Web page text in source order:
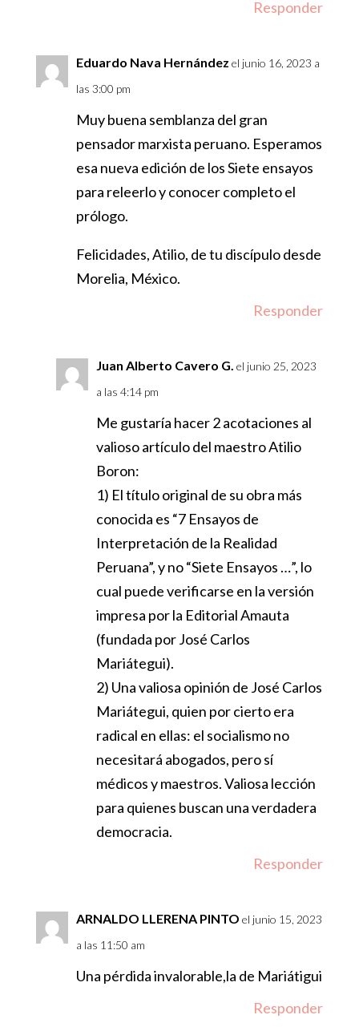
Responder
Eduardo Nava Hernández el junio 16, 2023 a
las 3:00 pm
Muy buena semblanza del gran
pensador marxista peruano. Esperamos
esa nueva edición de los Siete ensayos
para releerlo y conocer completo el
prólogo.
Felicidades, Atilio, de tu discípulo desde
Morelia, México.
Responder
Juan Alberto Cavero G. el junio 25, 2023
a las 4:14 pm
Me gustaría hacer 2 acotaciones al
valioso artículo del maestro Atilio
Boron:
1) El título original de su obra más
conocida es “7 Ensayos de
Interpretación de la Realidad
Peruana”, y no “Siete Ensayos …”, lo
cual puede verificarse en la versión
impresa por la Editorial Amauta
(fundada por José Carlos
Mariátegui).
2) Una valiosa opinión de José Carlos
Mariátegui, quien por cierto era
radical en ellas: el socialismo no
necesitará abogados, pero sí
médicos y maestros. Valiosa lección
para quienes buscan una verdadera
democracia.
Responder
ARNALDO LLERENA PINTO el junio 15, 2023
a las 11:50 am
Una pérdida invalorable,la de Mariátigui
Responder